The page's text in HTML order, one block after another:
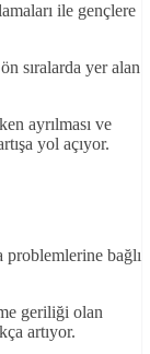
ile gençlere
sıralarda yer alan
ayrılması ve
yol açıyor.
problemlerine bağlı
geriliği olan
artıyor.